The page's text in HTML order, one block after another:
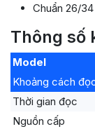
Chuẩn 26/
Thông số
Model
Khoảng cách
Thời gian đọc
Nguồn cấp